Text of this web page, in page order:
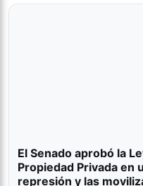
El Senado aprobó la
Propiedad Privada en
represión y las